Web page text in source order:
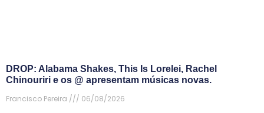
DROP: Alabama Shakes, This Is Lorelei, Rachel
Chinouriri e os @ apresentam músicas novas.
Francisco Pereira
06/08/2026